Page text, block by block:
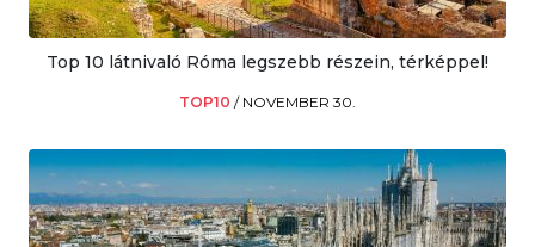
Top 10 látnivaló Róma legszebb részein, térképpel!
TOP10 / NOVEMBER 30.